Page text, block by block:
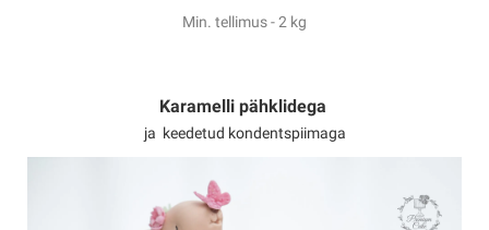
Min. tellimus - 2 kg
Karamelli pähklidega
ja keedetud kondentspiimaga